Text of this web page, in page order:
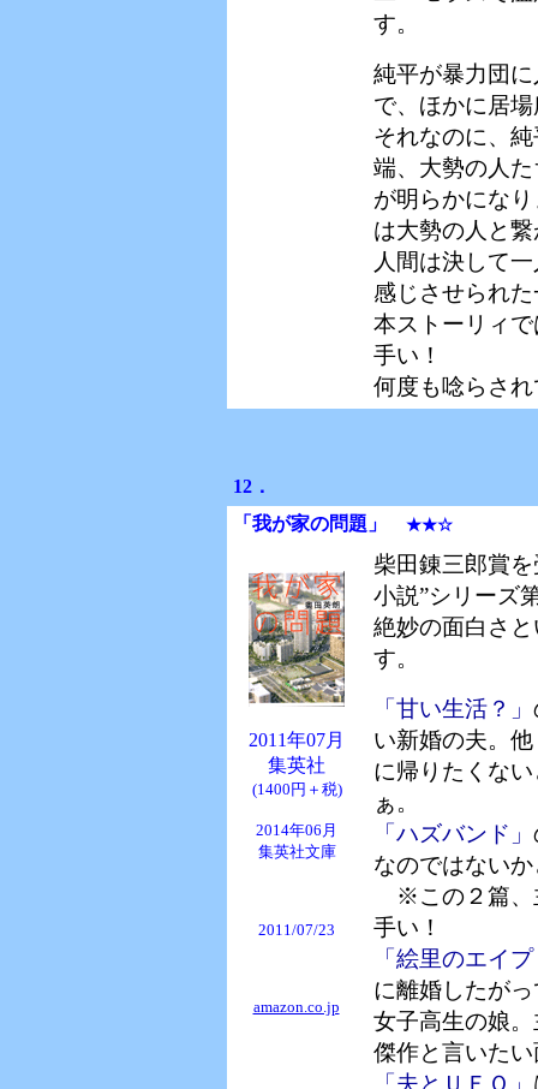
す。
純平が暴力団
で、ほかに居
それなのに、
端、大勢の人
が明らかにな
は大勢の人と
人間は決して
感じさせられ
本ストーリィ
手い！
何度も唸らさ
12．
「我が家の問題」
★★☆
2011年07月
集英社
(1400円＋税)
2014年06月
集英社文庫
2011/07/23
amazon.co.jp
柴田錬三郎賞
小説”シリーズ
絶妙の面白さ
す。
「甘い生活？」
い新婚の夫。
に帰りたくな
ぁ。
「ハズバンド」
なのではない
※この２篇、
手い！
「絵里のエイ
に離婚したが
女子高生の娘
傑作と言いた
「夫とＵＦＯ」